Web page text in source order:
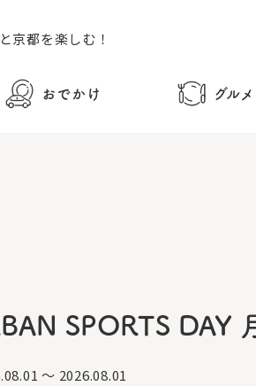
京都を楽しむ！
おでかけ グル
SPORTS DAY
～ 2026.08.01